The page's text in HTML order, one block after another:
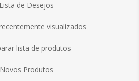
Lista de Desejos
visualizados
lista de produtos
Novos Produtos